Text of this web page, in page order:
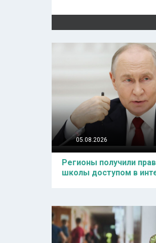
05.08.2026
Регионы получили
школы доступом в